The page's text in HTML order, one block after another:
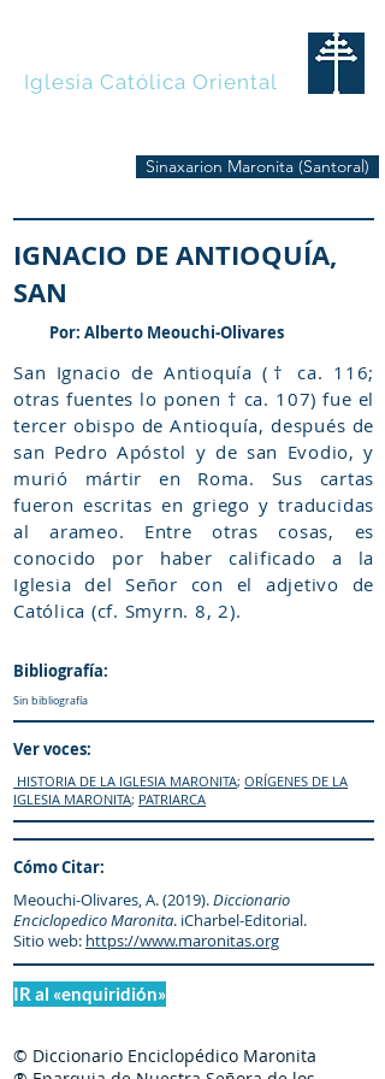
Iglesia Católica Oriental
Sinaxarion Maronita (Santoral)
IGNACIO DE ANTIOQUÍA,
SAN
Por: Alberto Meouchi-Olivares
San Ignacio de Antioquía († ca. 116;
otras fuentes lo ponen † ca. 107) fue el
tercer obispo de Antioquía, después de
san Pedro Apóstol y de san Evodio, y
murió mártir en Roma. Sus cartas
fueron escritas en griego y traducidas
al arameo. Entre otras cosas, es
conocido por haber calificado a la
Iglesia del Señor con el adjetivo de
Católica (cf. Smyrn. 8, 2).
Bibliografía:
Sin bibliografía
Ver voces:
HISTORIA DE LA IGLESIA MARONITA; ORÍGENES DE LA
IGLESIA MARONITA; PATRIARCA
Cómo Citar:
Meouchi-Olivares, A. (2019).Diccionario
Enciclopedico Maronita. iCharbel-Editorial.
Sitio web: https://www.maronitas.org
IR al «enquiridión»
© Diccionario Enciclopédico Maronita